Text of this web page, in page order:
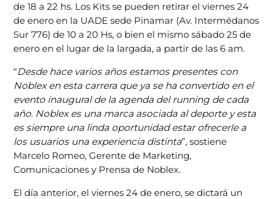
de 18 a 22 hs. Los Kits se pueden retirar el viernes 24
de enero en la UADE sede Pinamar (Av. Intermédanos
Sur 776) de 10 a 20 Hs, o bien el mismo sábado 25 de
enero en el lugar de la largada, a partir de las 6 am.
“Desde hace varios años estamos presentes con
Noblex en esta carrera que ya se ha convertido en el
evento inaugural de la agenda del running de cada
año. Noblex es una marca asociada al deporte y esta
es siempre una linda oportunidad estar ofrecerle a
los usuarios una experiencia distinta”, sostiene
Marcelo Romeo, Gerente de Marketing,
Comunicaciones y Prensa de Noblex.
El día anterior, el viernes 24 de enero, se dictará un